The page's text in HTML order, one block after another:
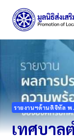
content
รายงานฯด้านดิจิทัล พ
เทศบาล